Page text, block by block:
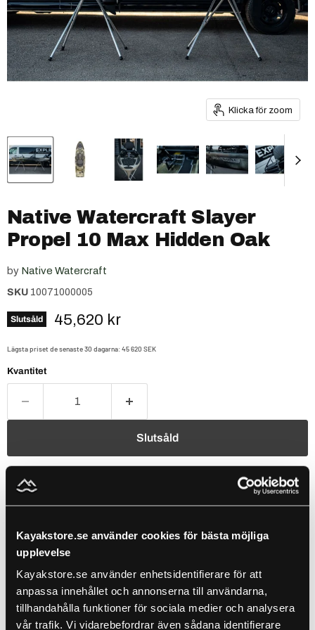
Kayakstore.se använder cookies för bästa möjliga
upplevelse
Kayakstore.se använder enhetsidentifierare för att
anpassa innehållet och annonserna till användarna,
tillhandahålla funktioner för sociala medier och analysera
vår trafik. Vi vidarebefordrar även sådana identifierare
Klicka för zoom
Native Watercraft Slayer
Propel 10 Max Hidden Oak
by Native Watercraft
SKU 10071000005
Slutsåld Nuvarande pris
45,620 kr
Lägsta priset de senaste 30 dagarna:45 620 SEK
Kvantitet
Slutsåld
Populärt att kombinera med detta ✨
Use the Previous and Next buttons to navigate through product
Native Watercraft Slayer Propel Max 12,5, Hidden Oak